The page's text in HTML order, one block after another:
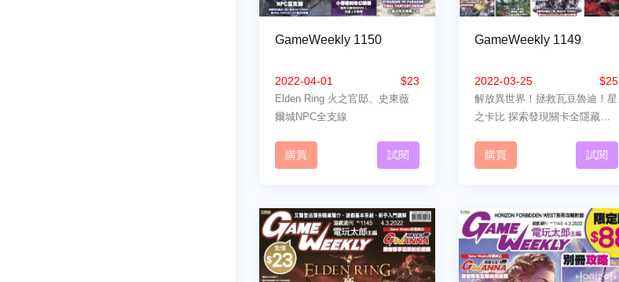
GameWeekly 1150
2022-04-01 $23
Elden Ring 火之官邸、史東薇
爾城NPC全支線
購買 試閱
GameWeekly 1149
2022-03-25 $25
解放異世界！拯救瓦豆魯迪！星
之卡比 探索發現關卡全隱藏任
購買 試閱